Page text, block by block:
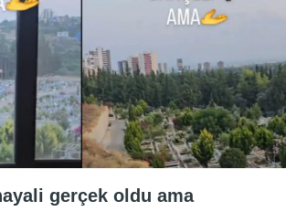
gerçek oldu ama